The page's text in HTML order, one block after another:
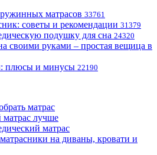
матрасов 33761
советы и рекомендации 31379
подушку для сна 24320
своими руками – простая вещица в
плюсы и минусы 22190
матрас
матрас лучше
матрас
на диваны, кровати и